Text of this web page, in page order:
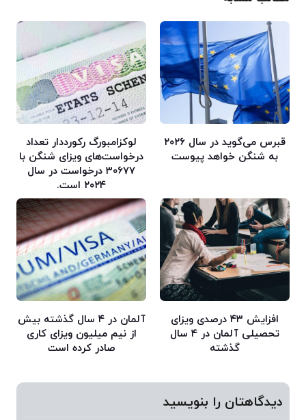
قبرس می‌گوید در سال ۲۰۲۶
به شنگن خواهد پیوست
لوکزامبورگ رکورددار تعداد
درخواست‌های ویزای شنگن با
۳۰۶۷۷ درخواست در سال
۲۰۲۴ است.
افزایش ۴۳ درصدی ویزای
تحصیلی آلمان در ۴ سال
گذشته
آلمان در ۴ سال گذشته بیش
از نیم میلیون ویزای کاری
صادر کرده است
دیدگاهتان را بنویسید